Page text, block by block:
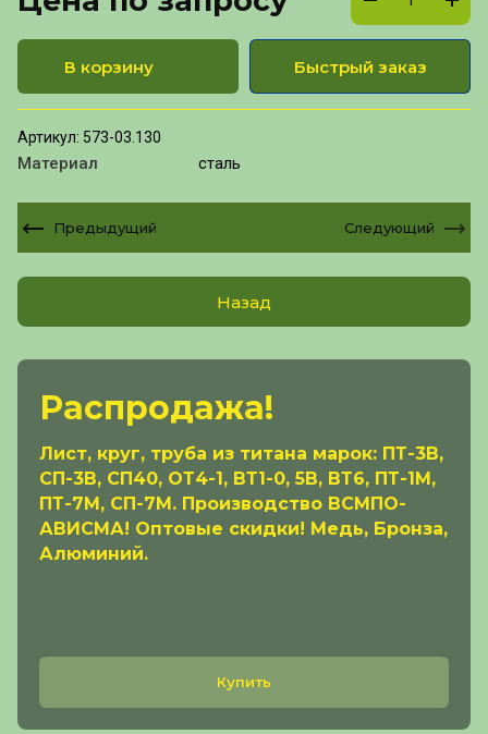
Распродажа!
Лист, круг, труба из титана марок: ПТ-3В,
СП-3В, СП40, ОТ4-1, ВТ1-0, 5В, ВТ6, ПТ-1М,
ПТ-7М, СП-7М. Производство ВСМПО-
АВИСМА! Оптовые скидки! Медь, Бронза,
Алюминий.
Купить
В корзину Быстрый заказ
Артикул: 573-03.130
Материал сталь
Предыдущий Следующий
Назад